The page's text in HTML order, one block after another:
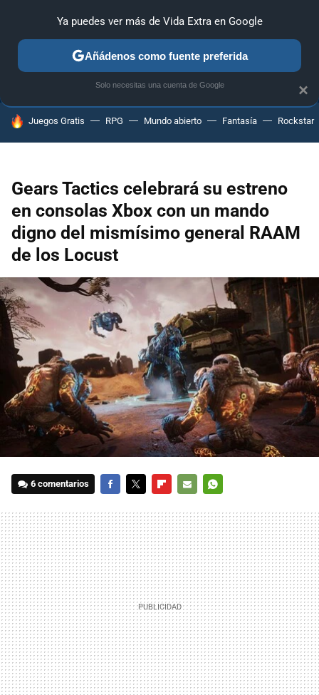
ANÁLISIS GUÍAS Y TRUCOS PC SONY NINTENDO
HOY SE HABLA DE
Juegos Gratis RPG Mundo abierto Fantasía Rockstar
Gears Tactics celebrará su estreno
en consolas Xbox con un mando
digno del mismísimo general RAAM
de los Locust
6 comentarios
MAIL
×
Ya puedes ver más de Vida Extra en Google
Añádenos como fuente preferida
Solo necesitas una cuenta de Google